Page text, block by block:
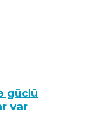
güclü
var